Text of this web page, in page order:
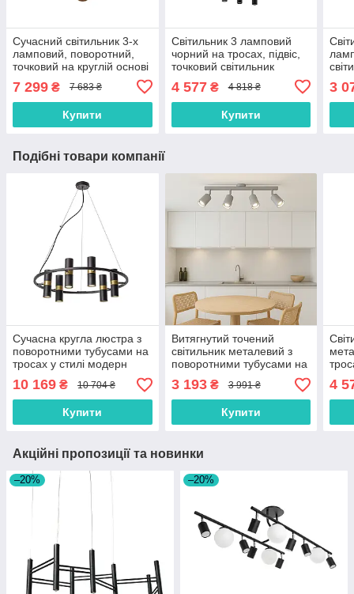
Сучасний світильник 3-х
ламповий, поворотний,
точковий на круглій основі
7 299 ₴ 7 683 ₴
Купити
Світильник 3 ламповий
чорний на тросах, підвіс,
точковий світильник
4 577₴ 4 818 ₴
Купити
3
Подібні товари компанії
Сучасна кругла люстра з
поворотними тубусами на
тросах у стилі модерн
10 169 ₴ 10 704 ₴
Купити
Витягнутий точений
світильник металевий з
поворотними тубусами на
3 193₴ 3 991 ₴
Купити
4
Акційні пропозиції та новинки
–20% –20%